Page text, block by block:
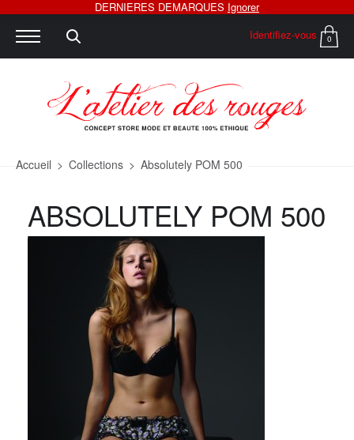
Identifiez-vous 0
Accueil > Collections > Absolutely POM 500
ABSOLUTELY POM 500
DERNIERES DEMARQUES Ignorer